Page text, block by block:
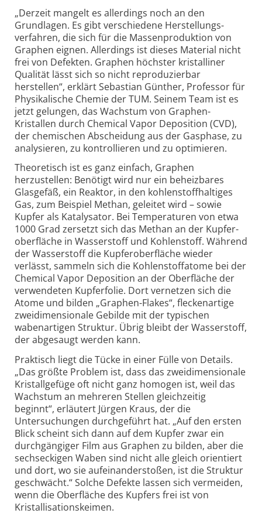
„Derzeit mangelt es allerdings noch an den
Grundlagen. Es gibt verschiedene Herstellungs­
verfahren, die sich für die Massen­produktion von
Graphen eignen. Allerdings ist dieses Material nicht
frei von Defekten. Graphen höchster kristalliner
Qualität lässt sich so nicht reproduzierbar
herstellen“, erklärt Sebastian Günther, Professor für
Physikalische Chemie der TUM. Seinem Team ist es
jetzt gelungen, das Wachstum von Graphen-
Kristallen durch Chemical Vapor Deposition (CVD),
der chemischen Abscheidung aus der Gasphase, zu
analysieren, zu kontrollieren und zu optimieren.
Theoretisch ist es ganz einfach, Graphen
herzustellen: Benötigt wird nur ein beheizbares
Glasgefäß, ein Reaktor, in den kohlenstoff­haltiges
Gas, zum Beispiel Methan, geleitet wird – sowie
Kupfer als Katalysator. Bei Temperaturen von etwa
1000 Grad zersetzt sich das Methan an der Kupfer­
oberfläche in Wasserstoff und Kohlenstoff. Während
der Wasserstoff die Kupfer­oberfläche wieder
verlässt, sammeln sich die Kohlenstoff­atome bei der
Chemical Vapor Deposition an der Oberfläche der
verwendeten Kupferfolie. Dort vernetzen sich die
Atome und bilden „Graphen-Flakes“, fleckenartige
zweidimensionale Gebilde mit der typischen
wabenartigen Struktur. Übrig bleibt der Wasserstoff,
der abgesaugt werden kann.
Praktisch liegt die Tücke in einer Fülle von Details.
„Das größte Problem ist, dass das zweidimensionale
Kristallgefüge oft nicht ganz homogen ist, weil das
Wachstum an mehreren Stellen gleichzeitig
beginnt“, erläutert Jürgen Kraus, der die
Untersuchungen durchgeführt hat. „Auf den ersten
Blick scheint sich dann auf dem Kupfer zwar ein
durchgängiger Film aus Graphen zu bilden, aber die
sechs­eckigen Waben sind nicht alle gleich orientiert
und dort, wo sie aufeinander­stoßen, ist die Struktur
geschwächt.“ Solche Defekte lassen sich vermeiden,
wenn die Oberfläche des Kupfers frei ist von
Kristallisations­keimen.